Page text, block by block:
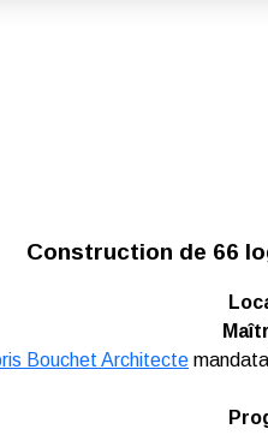
Construction de 66
Bouchet Architecte